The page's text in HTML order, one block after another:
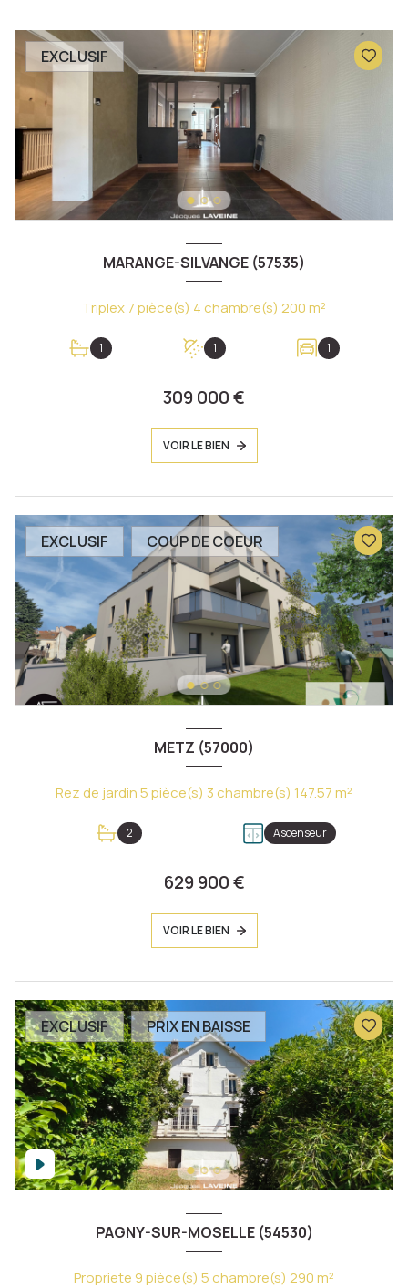
EXCLUSIF
MARANGE-SILVANGE (57535)
Triplex 7 pièce(s) 4 chambre(s) 200 m²
1 1 1
309 000 €
VOIR LE BIEN
EXCLUSIF COUP DE COEUR
METZ (57000)
Rez de jardin 5 pièce(s) 3 chambre(s) 147.57 m²
2 Ascenseur
629 900 €
VOIR LE BIEN
EXCLUSIF PRIX EN BAISSE
PAGNY-SUR-MOSELLE (54530)
Propriete 9 pièce(s) 5 chambre(s) 290 m²